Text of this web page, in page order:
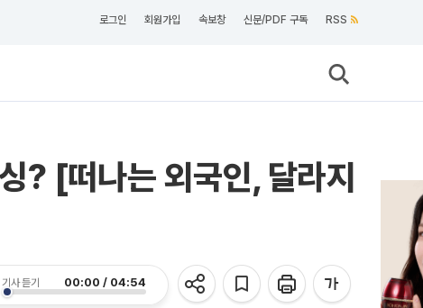
로그인 회원가입 속보창 신문/PDF 구독 RSS
? [떠나는 외국인, 달라지
기사 듣기 00:00 / 04:54